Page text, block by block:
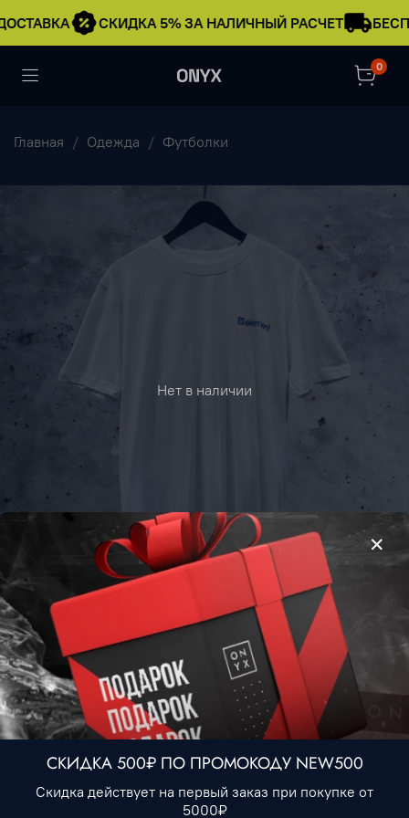
СКИДКА 5% ЗА НАЛИЧНЫЙ РАСЧЕТ
0
Главная Одежда Футболки
Нет в наличии
Футболка Element #1 • Белый
1 990 ₽
Нет в наличии
В избранное
Описание
СКИДКА 500₽ ПО ПРОМОКОДУ NEW500
Скидка действует на первый заказ при покупке от
5000₽